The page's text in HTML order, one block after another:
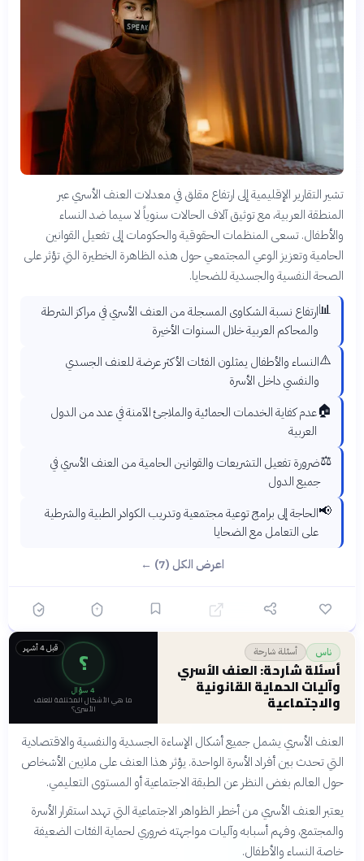
تشير التقارير الإقليمية إلى ارتفاع مقلق في معدلات العنف الأسري عبر
المنطقة العربية، مع توثيق آلاف الحالات سنوياً لا سيما ضد النساء
والأطفال. تسعى المنظمات الحقوقية والحكومات إلى تفعيل القوانين
الحامية وتعزيز الوعي المجتمعي حول هذه الظاهرة الخطيرة التي تؤثر على
الصحة النفسية والجسدية للضحايا.
📊ارتفاع نسبة الشكاوى المسجلة من العنف الأسري في مراكز الشرطة
والمحاكم العربية خلال السنوات الأخيرة
⚠️النساء والأطفال يمثلون الفئات الأكثر عرضة للعنف الجسدي
والنفسي داخل الأسرة
🏠عدم كفاية الخدمات الحمائية والملاجئ الآمنة في عدد من الدول
العربية
⚖️ضرورة تفعيل التشريعات والقوانين الحامية من العنف الأسري في
جميع الدول
📢الحاجة إلى برامج توعية مجتمعية وتدريب الكوادر الطبية والشرطية
على التعامل مع الضحايا
اعرض الكل (7) ←
ناس أسئلة شارحة
أسئلة شارحة: العنف الأسري
وآليات الحماية القانونية
والاجتماعية
قبل 4 أشهر ؟
4 سؤال
ما هي الأشكال المختلفة للعنف
الأسري؟
العنف الأسري يشمل جميع أشكال الإساءة الجسدية والنفسية والاقتصادية
التي تحدث بين أفراد الأسرة الواحدة. يؤثر هذا العنف على ملايين الأشخاص
حول العالم بغض النظر عن الطبقة الاجتماعية أو المستوى التعليمي.
يعتبر العنف الأسري من أخطر الظواهر الاجتماعية التي تهدد استقرار الأسرة
والمجتمع، وفهم أسبابه وآليات مواجهته ضروري لحماية الفئات الضعيفة
خاصة النساء والأطفال.